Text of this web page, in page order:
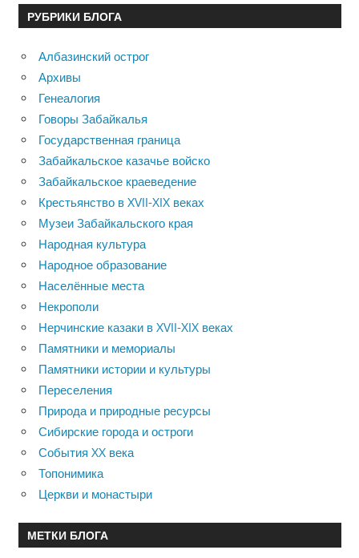
РУБРИКИ БЛОГА
Албазинский острог
Архивы
Генеалогия
Говоры Забайкалья
Государственная граница
Забайкальское казачье войско
Забайкальское краеведение
Крестьянство в XVII-XIX веках
Музеи Забайкальского края
Народная культура
Народное образование
Населённые места
Некрополи
Нерчинские казаки в XVII-XIX веках
Памятники и мемориалы
Памятники истории и культуры
Переселения
Природа и природные ресурсы
Сибирские города и остроги
События XX века
Топонимика
Церкви и монастыри
МЕТКИ БЛОГА